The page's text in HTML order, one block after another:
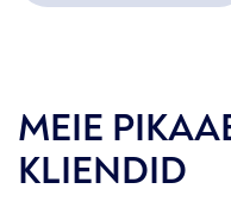
MEIE
KLIENDID